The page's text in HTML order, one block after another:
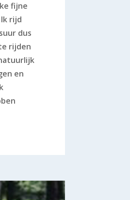
fijne
rijd
dus
rijden
en